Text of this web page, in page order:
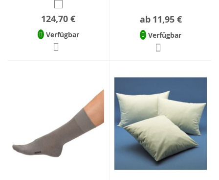
124,70 €
Verfügbar
ab 11,95 €
Verfügbar